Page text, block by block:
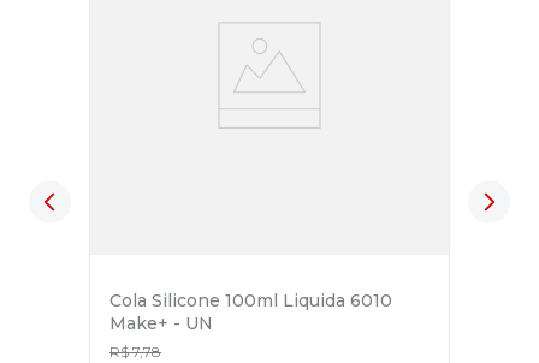
Cola Silicone 100ml Liquida 6010
Make+ - UN
R$ 7,78